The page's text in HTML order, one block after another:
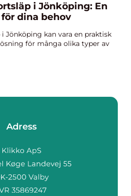
i Jönköping: En
dina behov
Jönköping kan vara en praktisk
för många olika typer av
Adress